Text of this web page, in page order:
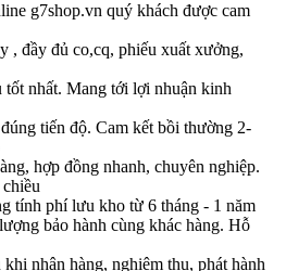
g7shop.vn quý khách được cam
, đầy đủ co,cq, phiếu xuất xưởng,
tốt nhất. Mang tới lợi nhuận kinh
tiến độ. Cam kết bồi thường 2-
hợp đồng nhanh, chuyên nghiệp.
tính phí lưu kho từ 6 tháng - 1 năm
bảo hành cùng khác hàng. Hỗ
nhận hàng, nghiệm thu, phát hành